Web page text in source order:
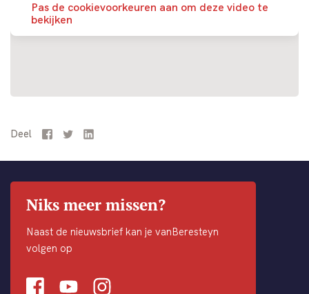
Pas de cookievoorkeuren aan om deze video te
bekijken
Deel Facebook
TwitterLinkedIn
Niks meer missen?
Naast de nieuwsbrief kan je vanBeresteyn
volgen op
FacebookYoutubeInstagram